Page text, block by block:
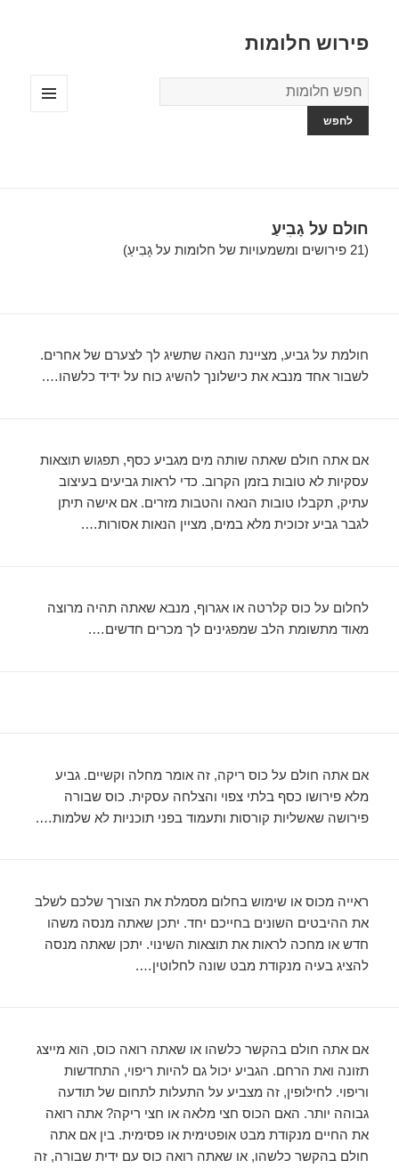
פירוש חלומות
מילון
החלומות
חולם על גָבִיעַ
(21 פירושים ומשמעויות של חלומות על גָבִיעַ)
חולמת על גביע, מציינת הנאה שתשיג לך לצערם של אחרים.
לשבור אחד מנבא את כישלונך להשיג כוח על ידיד כלשהו….
אם אתה חולם שאתה שותה מים מגביע כסף, תפגוש תוצאות
עסקיות לא טובות בזמן הקרוב. כדי לראות גביעים בעיצוב
עתיק, תקבלו טובות הנאה והטבות מזרים. אם אישה תיתן
לגבר גביע זכוכית מלא במים, מציין הנאות אסורות….
לחלום על כוס קלרטה או אגרוף, מנבא שאתה תהיה מרוצה
מאוד מתשומת הלב שמפגינים לך מכרים חדשים….
אם אתה חולם על כוס ריקה, זה אומר מחלה וקשיים. גביע
מלא פירושו כסף בלתי צפוי והצלחה עסקית. כוס שבורה
פירושה שאשליות קורסות ותעמוד בפני תוכניות לא שלמות….
ראייה מכוס או שימוש בחלום מסמלת את הצורך שלכם לשלב
את ההיבטים השונים בחייכם יחד. יתכן שאתה מנסה משהו
חדש או מחכה לראות את תוצאות השינוי. יתכן שאתה מנסה
להציג בעיה מנקודת מבט שונה לחלוטין….
אם אתה חולם בהקשר כלשהו או שאתה רואה כוס, הוא מייצג
תזונה ואת הרחם. הגביע יכול גם להיות ריפוי, התחדשות
וריפוי. לחילופין, זה מצביע על התעלות לתחום של תודעה
גבוהה יותר. האם הכוס חצי מלאה או חצי ריקה? אתה רואה
את החיים מנקודת מבט אופטימית או פסימית. בין אם אתה
חולם בהקשר כלשהו, ​​או שאתה רואה כוס עם ידית שבורה, זה